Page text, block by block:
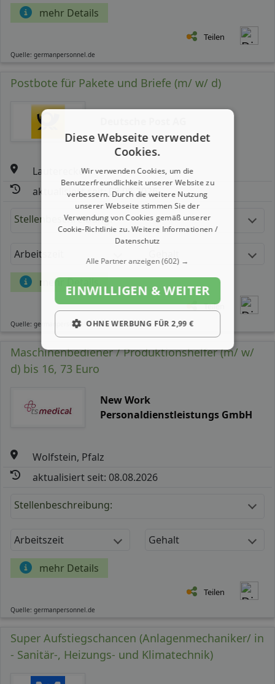
mehr Details
Teilen
Quelle: germanpersonnel.de
Postbote für Pakete und Briefe (m/ w/ d)
Lauterecken
aktualisiert seit: 08.08.2026
Stellenbeschreibung:
Arbeitszeit
mehr Details
Teilen
Quelle: germanpersonnel.de
Maschinenbediener / Produktionshelfer (m/ w/
d) bis 16, 73 Euro
New Work
Personaldienstleistungs GmbH
Wolfstein, Pfalz
aktualisiert seit: 08.08.2026
Stellenbeschreibung:
Arbeitszeit Gehalt
mehr Details
Teilen
Quelle: germanpersonnel.de
Super Aufstiegschancen (Anlagenmechaniker/ in
- Sanitär-, Heizungs- und Klimatechnik)
Diese Webseite verwendet
Cookies.
Wir verwenden Cookies, um die
Benutzerfreundlichkeit unserer Website zu
verbessern. Durch die weitere Nutzung
unserer Webseite stimmen Sie der
Verwendung von Cookies gemäß unserer
Cookie-Richtlinie zu.Weitere Informationen /
Datenschutz
Alle Partner anzeigen(602) →
EINWILLIGEN & WEITER
OHNE WERBUNG FÜR 2,99 €